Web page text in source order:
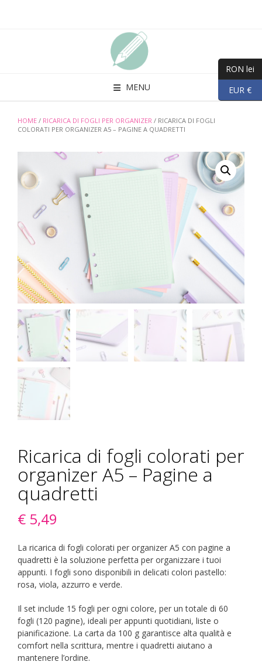
MENU
HOME / RICARICA DI FOGLI PER ORGANIZER / RICARICA DI FOGLI
COLORATI PER ORGANIZER A5 – PAGINE A QUADRETTI
Ricarica di fogli colorati per
organizer A5 – Pagine a
quadretti
€ 5,49
La ricarica di fogli colorati per organizer A5 con pagine a
quadretti è la soluzione perfetta per organizzare i tuoi
appunti. I fogli sono disponibili in delicati colori pastello:
rosa, viola, azzurro e verde.
Il set include 15 fogli per ogni colore, per un totale di 60
fogli (120 pagine), ideali per appunti quotidiani, liste o
pianificazione. La carta da 100 g garantisce alta qualità e
comfort nella scrittura, mentre i quadretti aiutano a
mantenere l’ordine.
RON lei
EUR €